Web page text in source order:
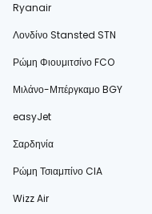
Ryanair
Λονδίνο Stansted STN
Ρώμη Φιουμιτσίνο FCO
Μιλάνο-Μπέργκαμο BGY
easyJet
Σαρδηνία
Ρώμη Τσιαμπίνο CIA
Wizz Air